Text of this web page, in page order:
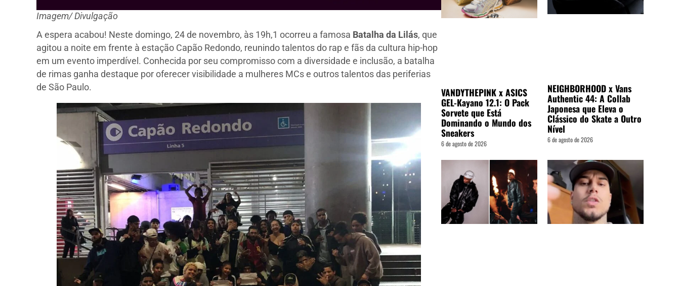
Imagem/ Divulgação
A espera acabou! Neste domingo, 24 de novembro, às 19h,1 ocorreu a famosa Batalha da Lilás, que
agitou a noite em frente à estação Capão Redondo, reunindo talentos do rap e fãs da cultura hip-hop
em um evento imperdível. Conhecida por seu compromisso com a diversidade e inclusão, a batalha
de rimas ganha destaque por oferecer visibilidade a mulheres MCs e outros talentos das periferias
de São Paulo.
VANDYTHEPINK x ASICS
GEL-Kayano 12.1: O Pack
Sorvete que Está
Dominando o Mundo dos
Sneakers
6 de agosto de 2026
NEIGHBORHOOD x Vans
Authentic 44: A Collab
Japonesa que Eleva o
Clássico do Skate a Outro
Nível
6 de agosto de 2026